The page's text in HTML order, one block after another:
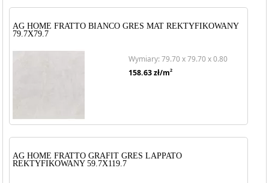
AG HOME FRATTO BIANCO GRES MAT REKTYFIKOWANY
79.7X79.7
Wymiary: 79.70 x 79.70 x 0.80
158.63zł/m2
AG HOME FRATTO GRAFIT GRES LAPPATO
REKTYFIKOWANY 59.7X119.7